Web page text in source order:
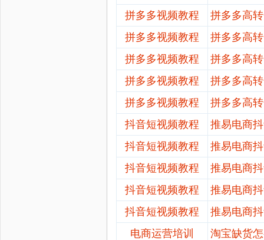
拼多多视频教程
拼多多高
拼多多视频教程
拼多多高
拼多多视频教程
拼多多高
拼多多视频教程
拼多多高
拼多多视频教程
拼多多高
抖音短视频教程
推易电商
抖音短视频教程
推易电商
抖音短视频教程
推易电商
抖音短视频教程
推易电商
抖音短视频教程
推易电商
电商运营培训
淘宝缺货